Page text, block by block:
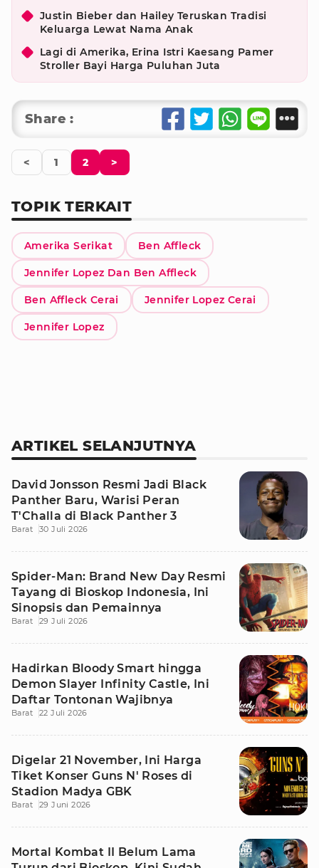
Justin Bieber dan Hailey Teruskan Tradisi
Keluarga Lewat Nama Anak
Lagi di Amerika, Erina Istri Kaesang Pamer
Stroller Bayi Harga Puluhan Juta
Share :
< 1 2 >
TOPIK TERKAIT
Amerika Serikat Ben Affleck
Jennifer Lopez Dan Ben Affleck
Ben Affleck Cerai Jennifer Lopez Cerai
Jennifer Lopez
ARTIKEL SELANJUTNYA
David Jonsson Resmi Jadi Black
Panther Baru, Warisi Peran
T'Challa di Black Panther 3
Barat 30 Juli 2026
Spider-Man: Brand New Day Resmi
Tayang di Bioskop Indonesia, Ini
Sinopsis dan Pemainnya
Barat 29 Juli 2026
Hadirkan Bloody Smart hingga
Demon Slayer Infinity Castle, Ini
Daftar Tontonan Wajibnya
Barat 22 Juli 2026
Digelar 21 November, Ini Harga
Tiket Konser Guns N' Roses di
Stadion Madya GBK
Barat 29 Juni 2026
Mortal Kombat II Belum Lama